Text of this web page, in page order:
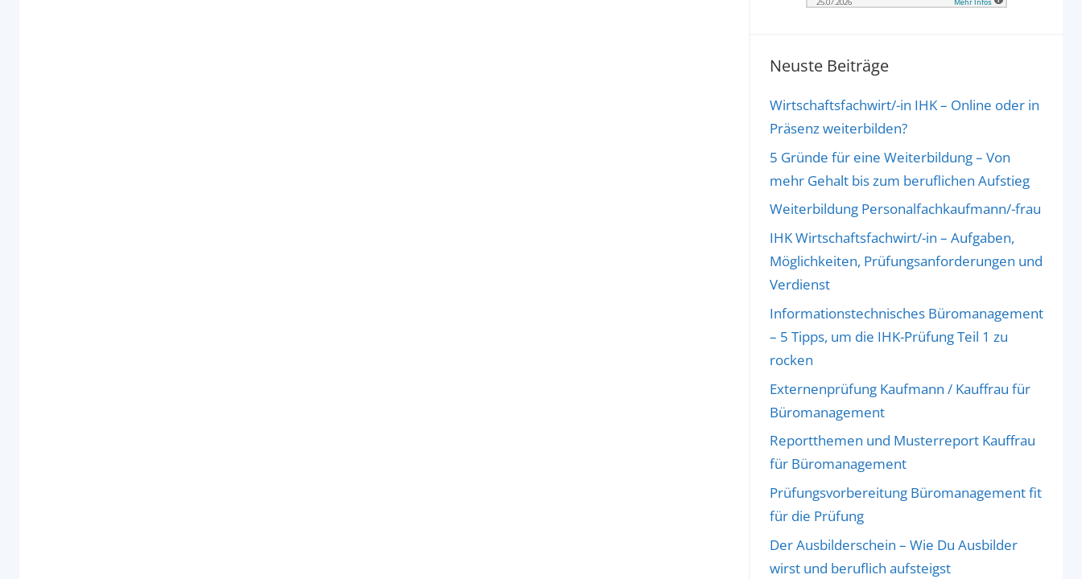
Neuste Beiträge
Wirtschaftsfachwirt/-in IHK – Online oder in
Präsenz weiterbilden?
5 Gründe für eine Weiterbildung – Von
mehr Gehalt bis zum beruflichen Aufstieg
Weiterbildung Personalfachkaufmann/-frau
IHK Wirtschaftsfachwirt/-in – Aufgaben,
Möglichkeiten, Prüfungsanforderungen und
Verdienst
Informationstechnisches Büromanagement
– 5 Tipps, um die IHK-Prüfung Teil 1 zu
rocken
Externenprüfung Kaufmann / Kauffrau für
Büromanagement
Reportthemen und Musterreport Kauffrau
für Büromanagement
Prüfungsvorbereitung Büromanagement fit
für die Prüfung
Der Ausbilderschein – Wie Du Ausbilder
wirst und beruflich aufsteigst